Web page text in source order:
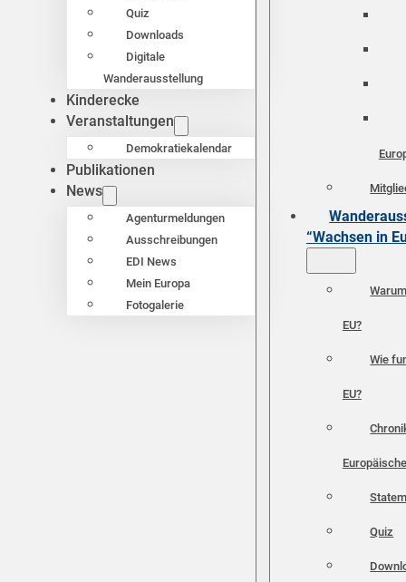
Quiz
Downloads
Digitale
Wanderausstellung
Kinderecke
Veranstaltungen
Demokratiekalendar
Publikationen
News
Agenturmeldungen
Ausschreibungen
EDI News
Mein Europa
Fotogalerie
“Wachsen in
EU?
Wie
EU?
Quiz